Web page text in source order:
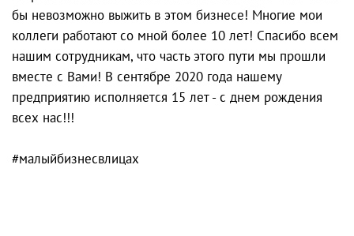
бы невозможно выжить в этом бизнесе! Многие мои
коллеги работают со мной более 10 лет! Спасибо всем
нашим сотрудникам, что часть этого пути мы прошли
вместе с Вами! В сентябре 2020 года нашему
предприятию исполняется 15 лет - с днем рождения
всех нас!!!
#малыйбизнесвлицах